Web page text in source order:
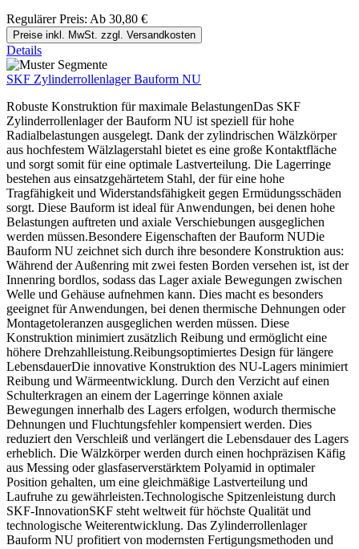
Regulärer Preis: Ab 30,80 €
Preise inkl. MwSt. zzgl. Versandkosten
Details
SKF Zylinderrollenlager Bauform NU
Robuste Konstruktion für maximale BelastungenDas SKF
Zylinderrollenlager der Bauform NU ist speziell für hohe
Radialbelastungen ausgelegt. Dank der zylindrischen Wälzkörper
aus hochfestem Wälzlagerstahl bietet es eine große Kontaktfläche
und sorgt somit für eine optimale Lastverteilung. Die Lagerringe
bestehen aus einsatzgehärtetem Stahl, der für eine hohe
Tragfähigkeit und Widerstandsfähigkeit gegen Ermüdungsschäden
sorgt. Diese Bauform ist ideal für Anwendungen, bei denen hohe
Belastungen auftreten und axiale Verschiebungen ausgeglichen
werden müssen.Besondere Eigenschaften der Bauform NUDie
Bauform NU zeichnet sich durch ihre besondere Konstruktion aus:
Während der Außenring mit zwei festen Borden versehen ist, ist der
Innenring bordlos, sodass das Lager axiale Bewegungen zwischen
Welle und Gehäuse aufnehmen kann. Dies macht es besonders
geeignet für Anwendungen, bei denen thermische Dehnungen oder
Montagetoleranzen ausgeglichen werden müssen. Diese
Konstruktion minimiert zusätzlich Reibung und ermöglicht eine
höhere Drehzahlleistung.Reibungsoptimiertes Design für längere
LebensdauerDie innovative Konstruktion des NU-Lagers minimiert
Reibung und Wärmeentwicklung. Durch den Verzicht auf einen
Schulterkragen an einem der Lagerringe können axiale
Bewegungen innerhalb des Lagers erfolgen, wodurch thermische
Dehnungen und Fluchtungsfehler kompensiert werden. Dies
reduziert den Verschleiß und verlängert die Lebensdauer des Lagers
erheblich. Die Wälzkörper werden durch einen hochpräzisen Käfig
aus Messing oder glasfaserverstärktem Polyamid in optimaler
Position gehalten, um eine gleichmäßige Lastverteilung und
Laufruhe zu gewährleisten.Technologische Spitzenleistung durch
SKF-InnovationSKF steht weltweit für höchste Qualität und
technologische Weiterentwicklung. Das Zylinderrollenlager
Bauform NU profitiert von modernsten Fertigungsmethoden und